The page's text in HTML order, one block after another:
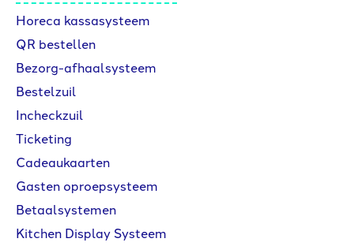
Horeca kassasysteem
QR bestellen
Bezorg-afhaalsysteem
Bestelzuil
Incheckzuil
Ticketing
Cadeaukaarten
Gasten oproepsysteem
Betaalsystemen
Kitchen Display Systeem